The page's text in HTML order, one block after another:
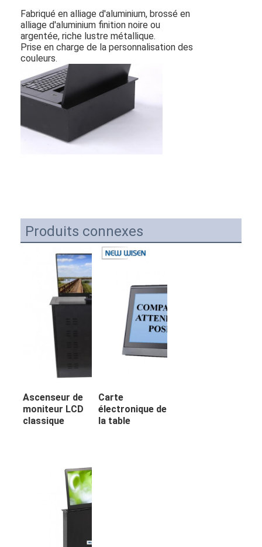
Fabriqué en alliage d'aluminium, brossé en
alliage d'aluminium finition noire ou
argentée, riche lustre métallique.
Prise en charge de la personnalisation des
couleurs
Produits connexes
Ascenseur de
moniteur LCD
classique
Carte
électronique de
la table